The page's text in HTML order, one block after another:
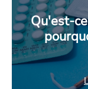
Qu'est-